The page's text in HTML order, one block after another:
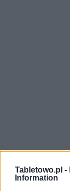
Tabletowo.pl -
Information